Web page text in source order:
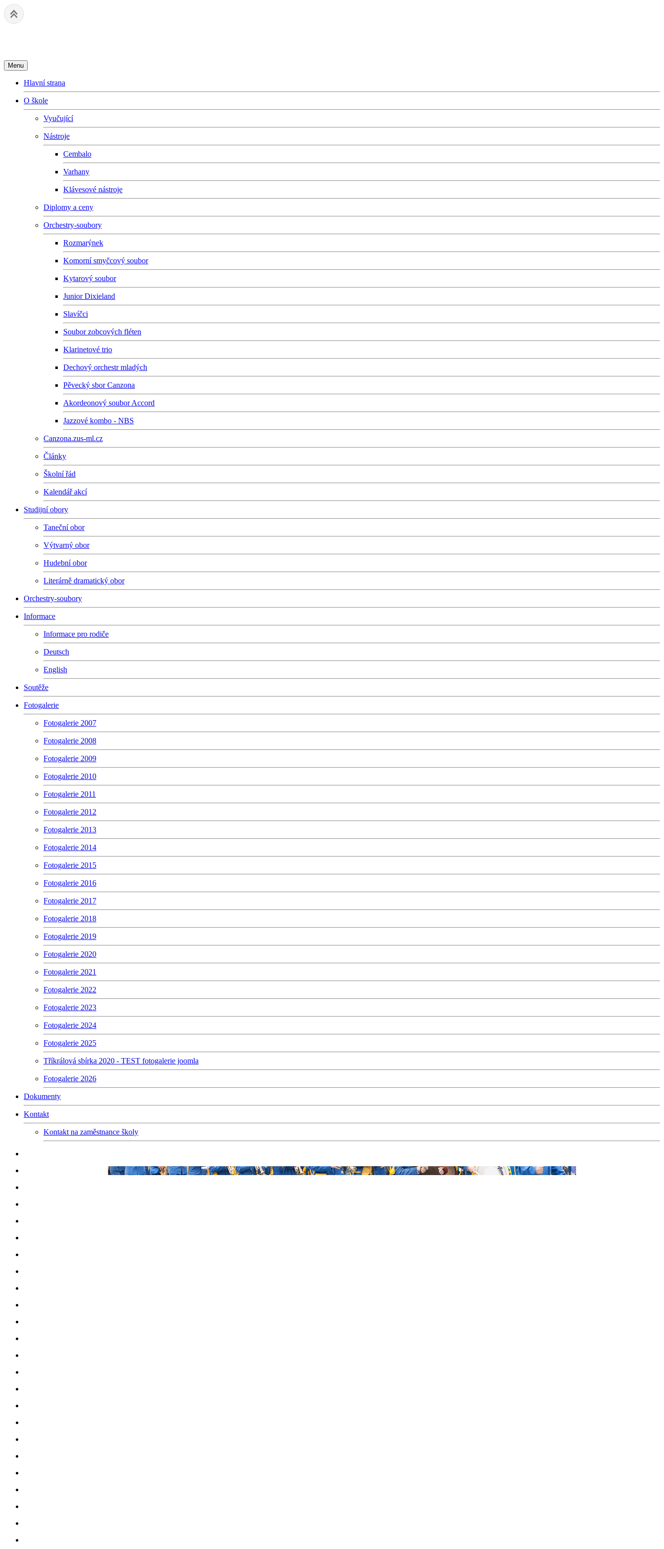
Menu
Hlavní strana
O škole
Vyučující
Nástroje
Cembalo
Varhany
Klávesové nástroje
Diplomy a ceny
Orchestry-soubory
Rozmarýnek
Komorní smyčcový soubor
Kytarový soubor
Junior Dixieland
Slavíčci
Soubor zobcových fléten
Klarinetové trio
Dechový orchestr mladých
Pěvecký sbor Canzona
Akordeonový soubor Accord
Jazzové kombo - NBS
Canzona.zus-ml.cz
Články
Školní řád
Kalendář akcí
Studijní obory
Taneční obor
Výtvarný obor
Hudební obor
Literárně dramatický obor
Orchestry-soubory
Informace
Informace pro rodiče
Deutsch
English
Soutěže
Fotogalerie
Fotogalerie 2007
Fotogalerie 2008
Fotogalerie 2009
Fotogalerie 2010
Fotogalerie 2011
Fotogalerie 2012
Fotogalerie 2013
Fotogalerie 2014
Fotogalerie 2015
Fotogalerie 2016
Fotogalerie 2017
Fotogalerie 2018
Fotogalerie 2019
Fotogalerie 2020
Fotogalerie 2021
Fotogalerie 2022
Fotogalerie 2023
Fotogalerie 2024
Fotogalerie 2025
Tříkrálová sbírka 2020 - TEST fotogalerie joomla
Fotogalerie 2026
Dokumenty
Kontakt
Kontakt na zaměstnance školy